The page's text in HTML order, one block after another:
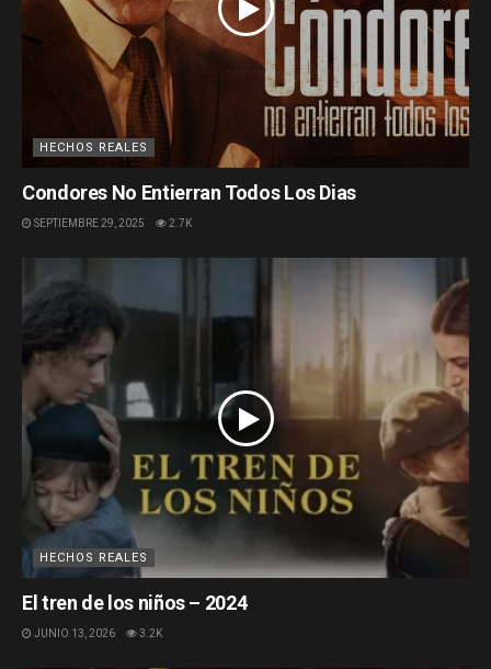
HECHOS REALES
Condores No Entierran Todos Los Dias
SEPTIEMBRE 29, 2025 2.7K
HECHOS REALES
El tren de los niños – 2024
JUNIO 13, 2026 3.2K